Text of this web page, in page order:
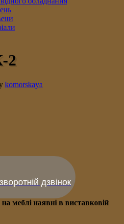
2
komorskaya
дзвінок
меблі наявні в виставковій